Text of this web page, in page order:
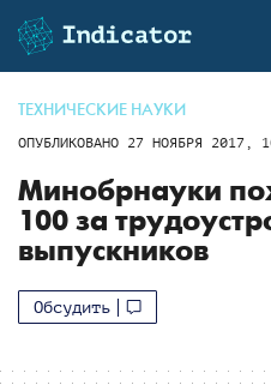
ТЕХНИЧЕСКИЕ НАУКИ
ОПУБЛИКОВАНО 27 НОЯБРЯ 2017,
Минобрнауки
100 за
выпускников
Обсудить